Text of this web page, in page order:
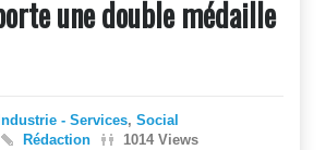
une double médaille
Industrie - Services, Social
Rédaction
1014 Views